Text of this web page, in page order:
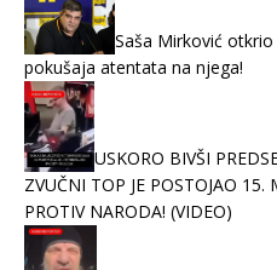
Saša Mirković
pokušaja atentata na njega!
USKORO BIVŠI
ZVUČNI TOP JE POSTOJAO 15.
PROTIV NARODA! (VIDEO)